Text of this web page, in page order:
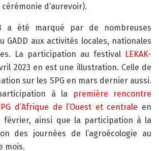
d’aurevoir).
a été marqué par de nombreuses
GADD aux activités locales, nationales
La participation au festival LEKAK-
2023 en est une illustration. Celle de
sur les SPG en mars dernier aussi.
à la
première rencontre
d’Afrique de l’Ouest et centrale en
février, ainsi que la participation à la
des journées de l’agroécologie au
mois.